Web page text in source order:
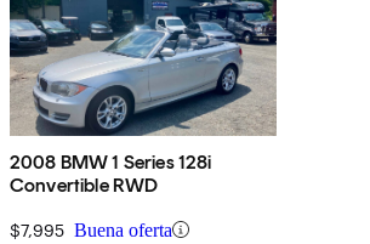
2008 BMW 1 Series 128i
Convertible RWD
$7,995 Buena oferta